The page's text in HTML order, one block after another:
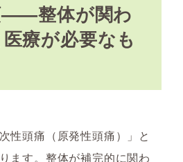
——整体が関わ
療が必要なも
性頭痛（原発性頭痛）」と
ます。整体が補完的に関わ